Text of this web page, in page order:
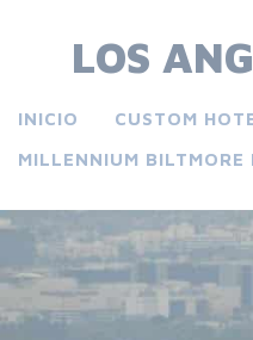
LOS
INICIO CUSTOM
MILLENNIUM BILTMORE